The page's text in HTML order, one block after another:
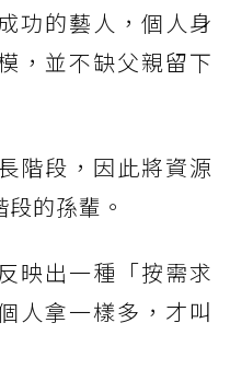
功的藝人，個人身
，並不缺父親留下
階段，因此將資源
的孫輩。
映出一種「按需求
人拿一樣多，才叫